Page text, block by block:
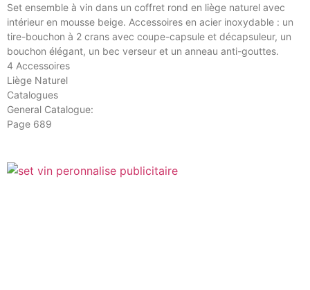
Set ensemble à vin dans un coffret rond en liège naturel avec
intérieur en mousse beige. Accessoires en acier inoxydable : un
tire-bouchon à 2 crans avec coupe-capsule et décapsuleur, un
bouchon élégant, un bec verseur et un anneau anti-gouttes.
4 Accessoires
Liège Naturel
Catalogues
General Catalogue:
Page 689